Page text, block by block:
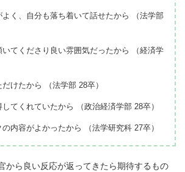
く、自分も落ち着いて話せたから （法学部
てくださり良い雰囲気だったから （経済学
けたから （法学部 28卒）
てくれていたから （政治経済学部 28卒）
内容がよかったから （法学研究科 27卒）
から良い反応が返ってきたら期待するもの